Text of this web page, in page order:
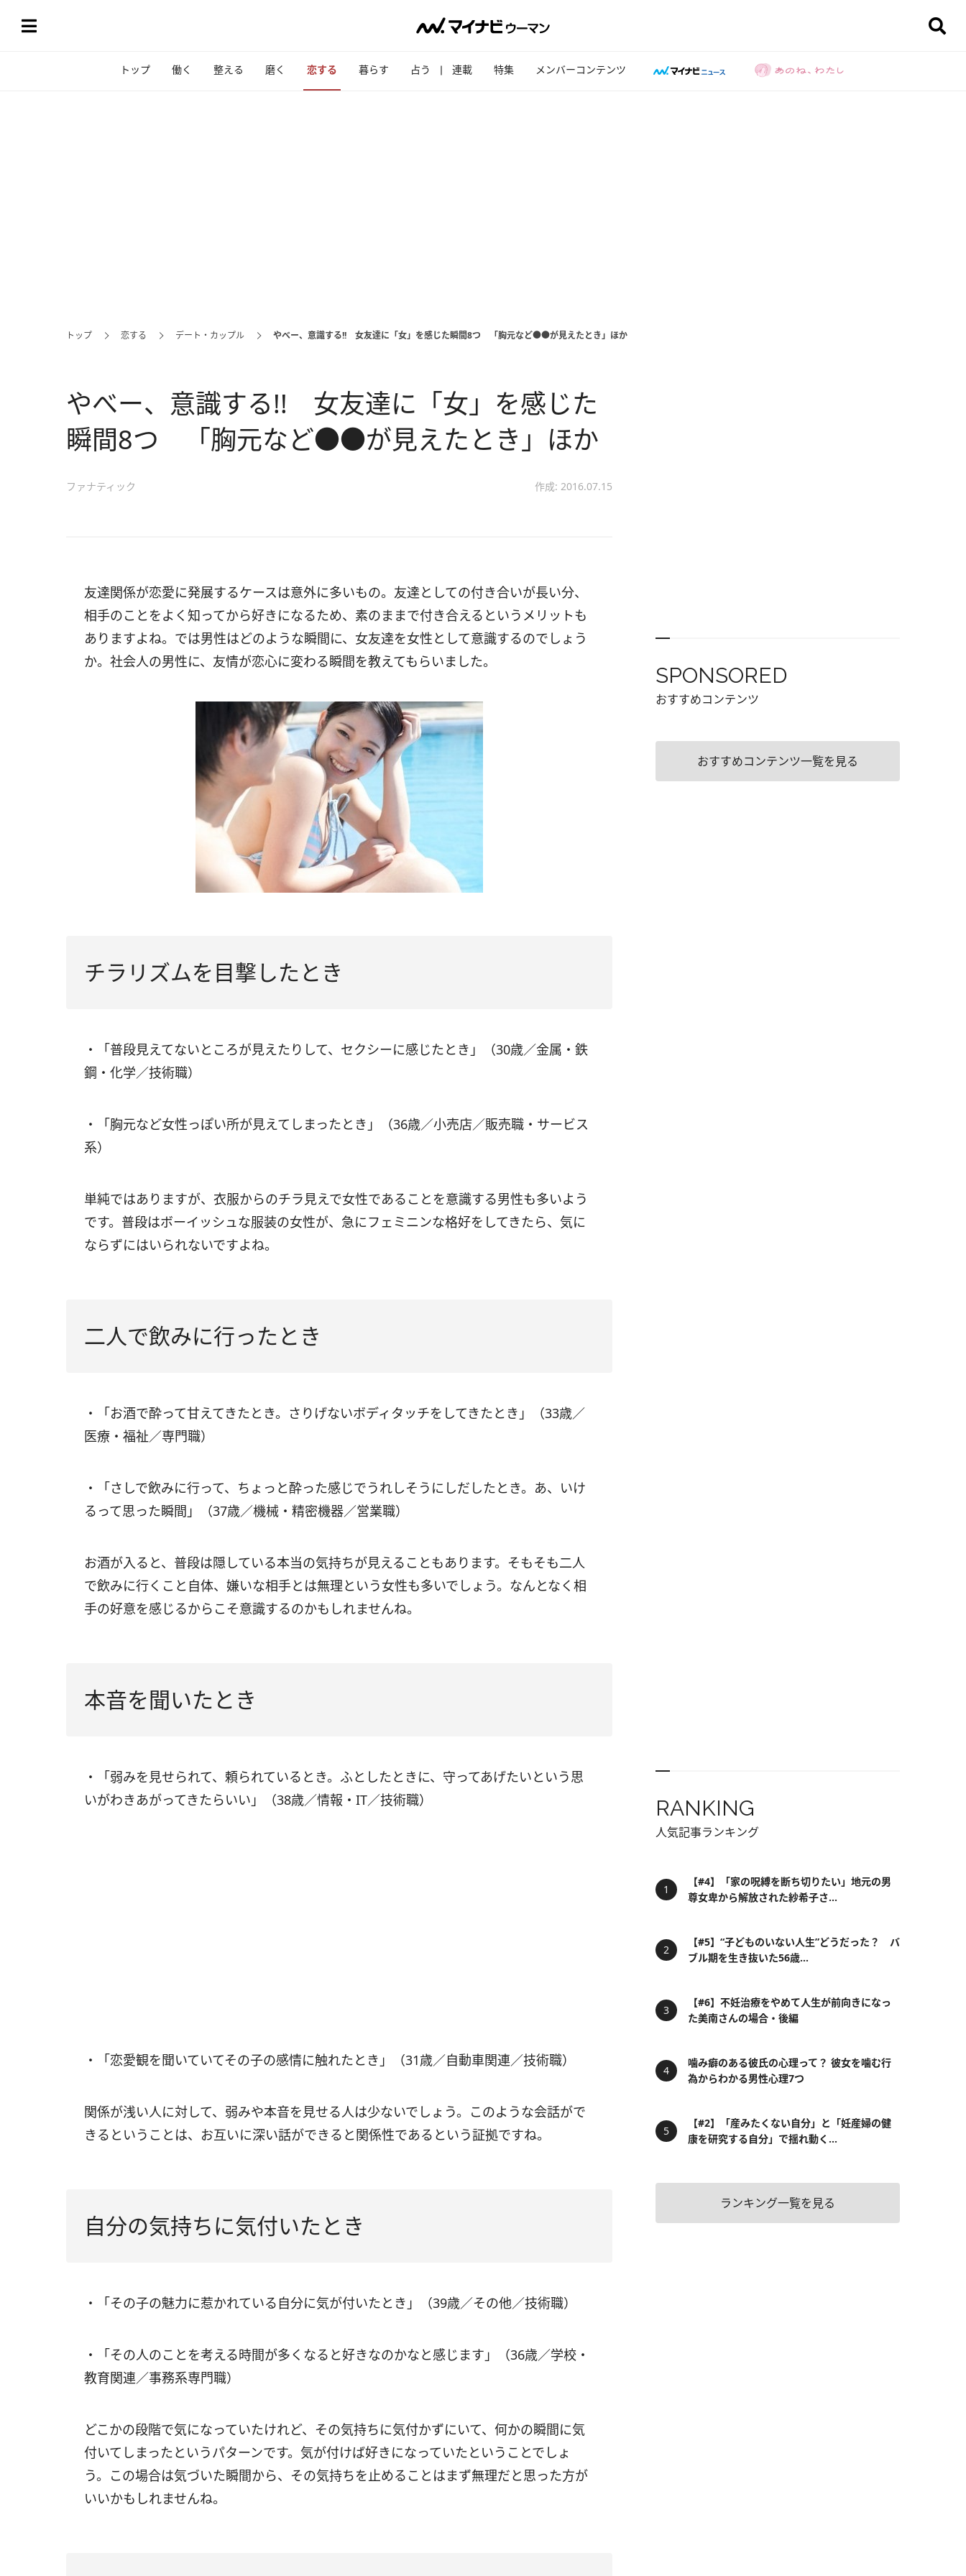
トップ 働く 整える 磨く 恋する 暮らす 占う 連載 特集 メンバーコンテンツ
トップ 恋する デート・カップル やべー、意識する!! 女友達に「女」を感じた瞬間8つ 「胸元など●●が見えたとき」ほか
やべー、意識する!! 女友達に「女」を感じた
瞬間8つ 「胸元など●●が見えたとき」ほか
ファナティック 作成: 2016.07.15
友達関係が恋愛に発展するケースは意外に多いもの。友達としての付き合いが長い分、
相手のことをよく知ってから好きになるため、素のままで付き合えるというメリットも
ありますよね。では男性はどのような瞬間に、女友達を女性として意識するのでしょう
か。社会人の男性に、友情が恋心に変わる瞬間を教えてもらいました。
チラリズムを目撃したとき
・「普段見えてないところが見えたりして、セクシーに感じたとき」（30歳／金属・鉄
鋼・化学／技術職）
・「胸元など女性っぽい所が見えてしまったとき」（36歳／小売店／販売職・サービス
系）
単純ではありますが、衣服からのチラ見えで女性であることを意識する男性も多いよう
です。普段はボーイッシュな服装の女性が、急にフェミニンな格好をしてきたら、気に
ならずにはいられないですよね。
二人で飲みに行ったとき
・「お酒で酔って甘えてきたとき。さりげないボディタッチをしてきたとき」（33歳／
医療・福祉／専門職）
・「さしで飲みに行って、ちょっと酔った感じでうれしそうにしだしたとき。あ、いけ
るって思った瞬間」（37歳／機械・精密機器／営業職）
お酒が入ると、普段は隠している本当の気持ちが見えることもあります。そもそも二人
で飲みに行くこと自体、嫌いな相手とは無理という女性も多いでしょう。なんとなく相
手の好意を感じるからこそ意識するのかもしれませんね。
本音を聞いたとき
・「弱みを見せられて、頼られているとき。ふとしたときに、守ってあげたいという思
いがわきあがってきたらいい」（38歳／情報・IT／技術職）
・「恋愛観を聞いていてその子の感情に触れたとき」（31歳／自動車関連／技術職）
関係が浅い人に対して、弱みや本音を見せる人は少ないでしょう。このような会話がで
きるということは、お互いに深い話ができると関係性であるという証拠ですね。
自分の気持ちに気付いたとき
・「その子の魅力に惹かれている自分に気が付いたとき」（39歳／その他／技術職）
・「その人のことを考える時間が多くなると好きなのかなと感じます」（36歳／学校・
教育関連／事務系専門職）
どこかの段階で気になっていたけれど、その気持ちに気付かずにいて、何かの瞬間に気
付いてしまったというパターンです。気が付けば好きになっていたということでしょ
う。この場合は気づいた瞬間から、その気持ちを止めることはまず無理だと思った方が
いいかもしれませんね。
SPONSORED
おすすめコンテンツ
おすすめコンテンツ一覧を見る
RANKING
人気記事ランキング
【#4】「家の呪縛を断ち切りたい」地元の男
尊女卑から解放された紗希子さ...
【#5】“子どものいない人生”どうだった？ バ
ブル期を生き抜いた56歳...
【#6】不妊治療をやめて人生が前向きになっ
た美南さんの場合・後編
噛み癖のある彼氏の心理って？ 彼女を噛む行
為からわかる男性心理7つ
【#2】「産みたくない自分」と「妊産婦の健
康を研究する自分」で揺れ動く...
ランキング一覧を見る